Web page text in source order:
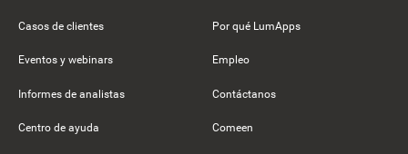
Casos de clientes
Eventos y webinars
Informes de analistas
Centro de ayuda
Por qué LumApps
Empleo
Contáctanos
Comeen